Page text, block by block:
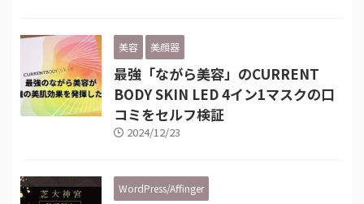
美容 美顔器
最強「ながら美容」のCURRENT
BODY SKIN LED 4イン1マスクの口
コミをセルフ検証
2024/12/23
WordPress/Affinger